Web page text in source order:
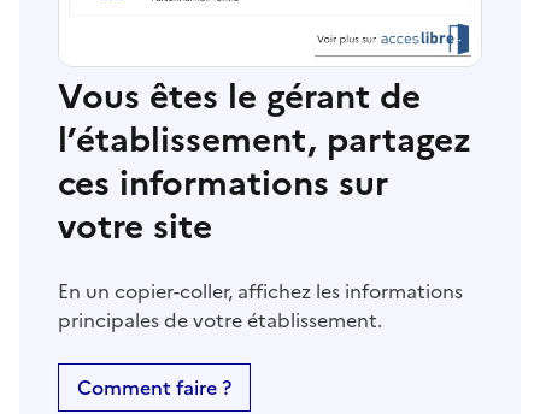
Vous êtes le gérant de
l’établissement, partagez
ces informations sur
votre site
En un copier-coller, affichez les informations
principales de votre établissement.
Comment faire ?